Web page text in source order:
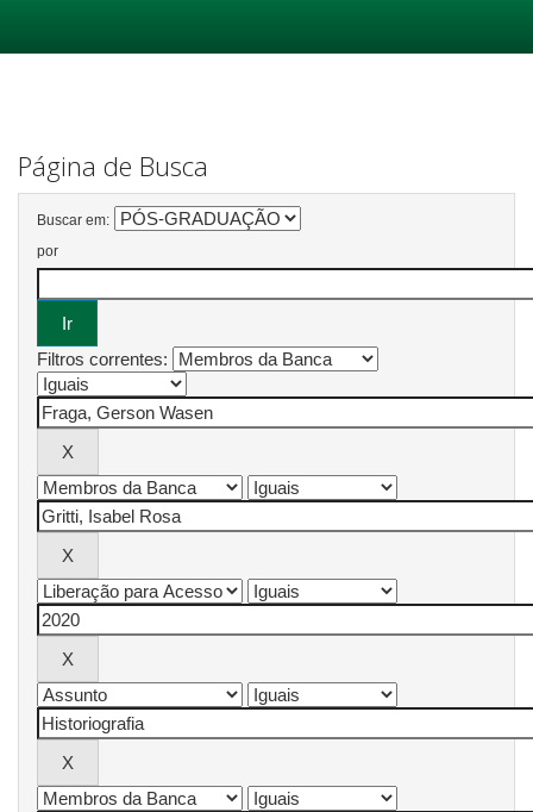
Página de Busca
Buscar em:
por
Filtros correntes: